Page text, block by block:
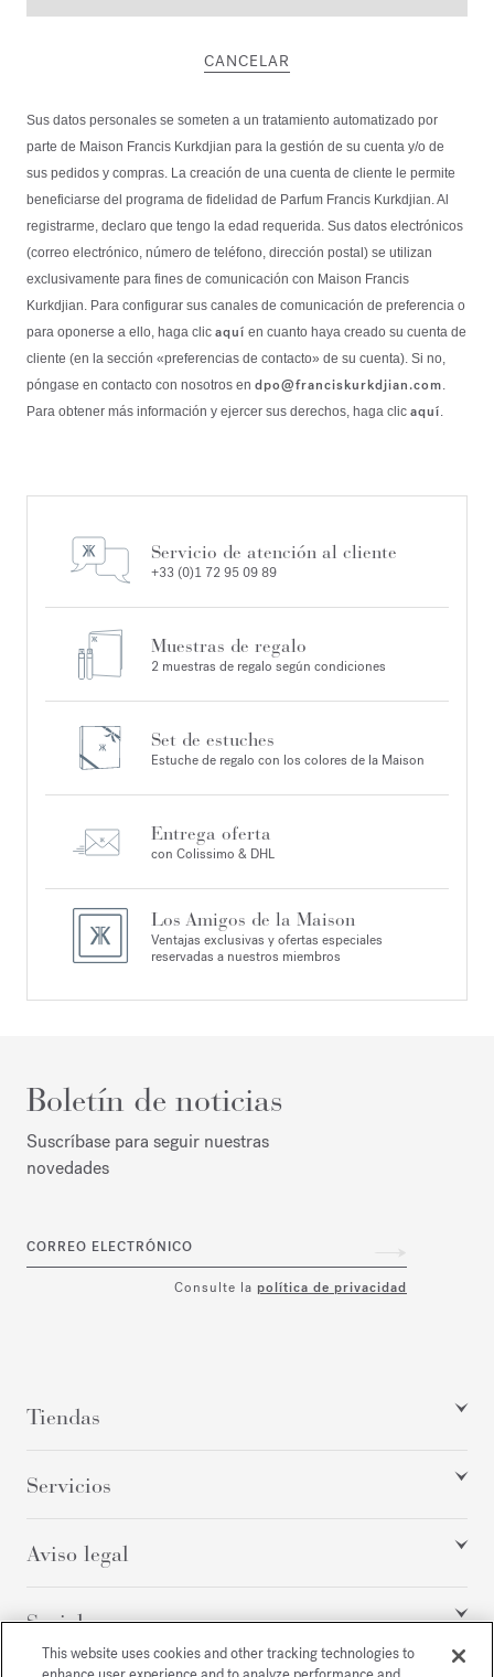
CANCELAR
Sus datos personales se someten a un tratamiento automatizado por
parte de Maison Francis Kurkdjian para la gestión de su cuenta y/o de
sus pedidos y compras. La creación de una cuenta de cliente le permite
beneficiarse del programa de fidelidad de Parfum Francis Kurkdjian. Al
registrarme, declaro que tengo la edad requerida. Sus datos electrónicos
(correo electrónico, número de teléfono, dirección postal) se utilizan
exclusivamente para fines de comunicación con Maison Francis
Kurkdjian. Para configurar sus canales de comunicación de preferencia o
para oponerse a ello, haga clic aquí en cuanto haya creado su cuenta de
cliente (en la sección «preferencias de contacto» de su cuenta). Si no,
póngase en contacto con nosotros en dpo@franciskurkdjian.com.
Para obtener más información y ejercer sus derechos, haga clic aquí.
Servicio de atención al cliente
+33 (0)1 72 95 09 89
Muestras de regalo
2 muestras de regalo según condiciones
Set de estuches
Estuche de regalo con los colores de la Maison
Entrega oferta
con Colissimo & DHL
Los Amigos de la Maison
Ventajas exclusivas y ofertas especiales
reservadas a nuestros miembros
Boletín de noticias
Suscríbase para seguir nuestras
novedades
CORREO ELECTRÓNICO
Consulte la política de privacidad
Tiendas
Servicios
Aviso legal
Social
This website uses cookies and other tracking technologies to